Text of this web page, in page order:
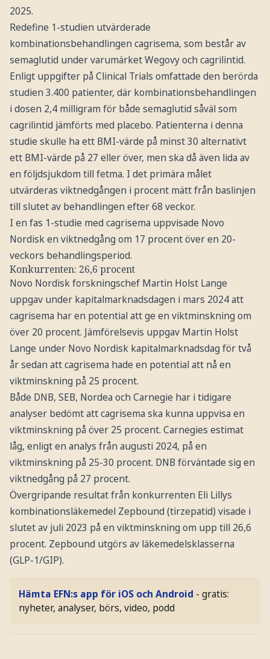
2025.
Redefine 1-studien utvärderade
kombinationsbehandlingen cagrisema, som består av
semaglutid under varumärket Wegovy och cagrilintid.
Enligt uppgifter på Clinical Trials omfattade den berörda
studien 3.400 patienter, där kombinationsbehandlingen
i dosen 2,4 milligram för både semaglutid såväl som
cagrilintid jämförts med placebo. Patienterna i denna
studie skulle ha ett BMI-värde på minst 30 alternativt
ett BMI-värde på 27 eller över, men ska då även lida av
en följdsjukdom till fetma. I det primära målet
utvärderas viktnedgången i procent mätt från baslinjen
till slutet av behandlingen efter 68 veckor.
I en fas 1-studie med cagrisema uppvisade Novo
Nordisk en viktnedgång om 17 procent över en 20-
veckors behandlingsperiod.
Konkurrenten: 26,6 procent
Novo Nordisk forskningschef Martin Holst Lange
uppgav under kapitalmarknadsdagen i mars 2024 att
cagrisema har en potential att ge en viktminskning om
över 20 procent. Jämförelsevis uppgav Martin Holst
Lange under Novo Nordisk kapitalmarknadsdag för två
år sedan att cagrisema hade en potential att nå en
viktminskning på 25 procent.
Både DNB, SEB, Nordea och Carnegie har i tidigare
analyser bedömt att cagrisema ska kunna uppvisa en
viktminskning på över 25 procent. Carnegies estimat
låg, enligt en analys från augusti 2024, på en
viktminskning på 25-30 procent. DNB förväntade sig en
viktnedgång på 27 procent.
Övergripande resultat från konkurrenten Eli Lillys
kombinationsläkemedel Zepbound (tirzepatid) visade i
slutet av juli 2023 på en viktminskning om upp till 26,6
procent. Zepbound utgörs av läkemedelsklasserna
(GLP-1/GIP).
Hämta EFN:s app för iOS och Android - gratis:
nyheter, analyser, börs, video, podd